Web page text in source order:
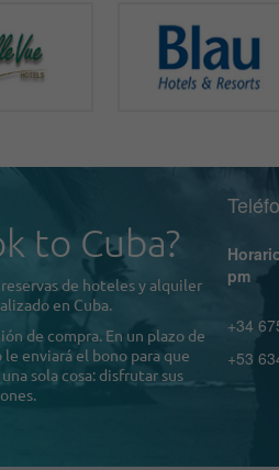
to Cuba?
de hoteles y alquiler
en Cuba.
de compra. En un plazo de
enviará el bono para que
sola cosa: disfrutar sus
pm
+34
+53